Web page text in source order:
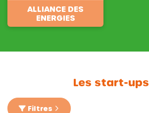
ALLIANCE DES
ENERGIES
Les start-ups
Filtres